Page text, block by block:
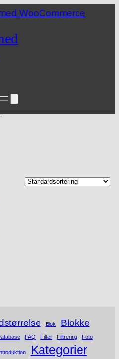
Blok Blokke
FAQ Filter Filtrering Foto
Introduktion Kategorier